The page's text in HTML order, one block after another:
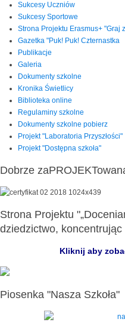
Sukcesy Uczniów
Sukcesy Sportowe
Strona Projektu Erasmus+ "Graj
Gazetka "Puk! Puk! Czternastka
Publikacje
Galeria
Dokumenty szkolne
Kronika Świetlicy
Biblioteka online
Regulaminy szkolne
Dokumenty szkolne pobierz
Projekt "Laboratoria Przyszłości"
Projekt "Dostępna szkoła"
Dobrze
Strona Projektu
dziedzictwo,
Kliknij aby
Piosenka "Nasza Szkoła"